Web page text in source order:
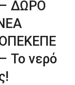
ΔΩΡΟ
Το νερό